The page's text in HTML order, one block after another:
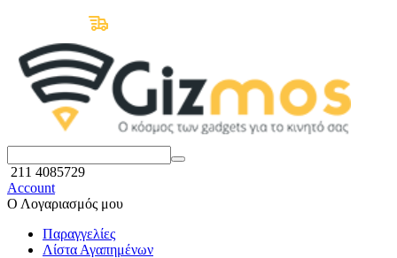
211 4085729
Account
Ο Λογαριασμός μου
Παραγγελίες
Λίστα Αγαπημένων